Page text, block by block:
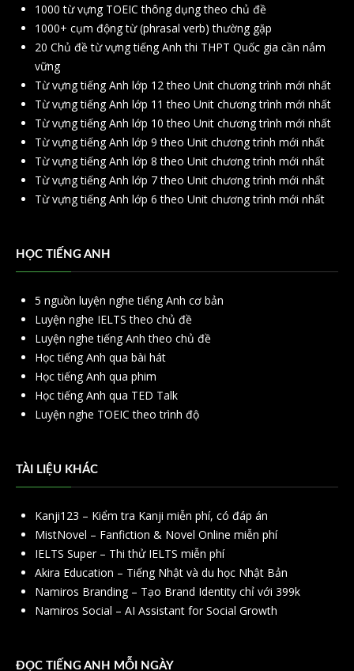
1000 từ vựng TOEIC thông dụng theo chủ đề
1000+ cụm động từ (phrasal verb) thường gặp
20 Chủ đề từ vựng tiếng Anh thi THPT Quốc gia cần nắm
vững
Từ vựng tiếng Anh lớp 12 theo Unit chương trình mới nhất
Từ vựng tiếng Anh lớp 11 theo Unit chương trình mới nhất
Từ vựng tiếng Anh lớp 10 theo Unit chương trình mới nhất
Từ vựng tiếng Anh lớp 9 theo Unit chương trình mới nhất
Từ vựng tiếng Anh lớp 8 theo Unit chương trình mới nhất
Từ vựng tiếng Anh lớp 7 theo Unit chương trình mới nhất
Từ vựng tiếng Anh lớp 6 theo Unit chương trình mới nhất
HỌC TIẾNG ANH
5 nguồn luyện nghe tiếng Anh cơ bản
Luyện nghe IELTS theo chủ đề
Luyện nghe tiếng Anh theo chủ đề
Học tiếng Anh qua bài hát
Học tiếng Anh qua phim
Học tiếng Anh qua TED Talk
Luyện nghe TOEIC theo trình độ
TÀI LIỆU KHÁC
Kanji123 – Kiểm tra Kanji miễn phí, có đáp án
MistNovel – Fanfiction & Novel Online miễn phí
IELTS Super – Thi thử IELTS miễn phí
Akira Education – Tiếng Nhật và du học Nhật Bản
Namiros Branding – Tạo Brand Identity chỉ với 399k
Namiros Social – AI Assistant for Social Growth
ĐỌC TIẾNG ANH MỖI NGÀY